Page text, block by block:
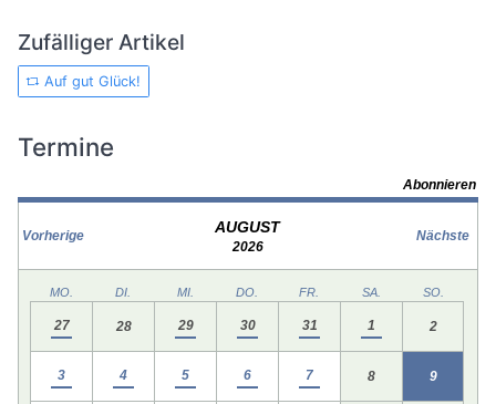
Zufälliger Artikel
Auf gut Glück!
Termine